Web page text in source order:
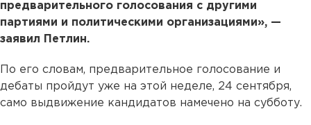
предварительного голосования с другими
партиями и политическими организациями», —
заявил Петлин.
По его словам, предварительное голосование и
дебаты пройдут уже на этой неделе, 24 сентября,
само выдвижение кандидатов намечено на субботу.